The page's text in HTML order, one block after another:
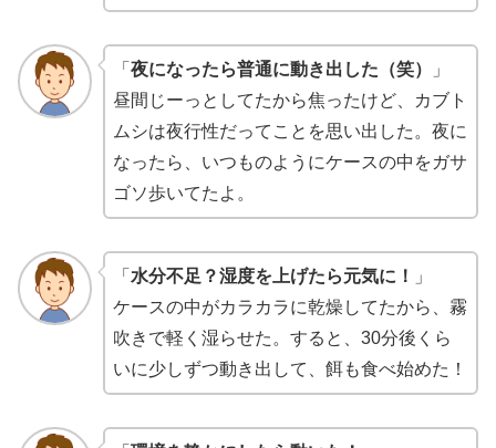
「 夜になったら普通に動き出した（笑）
」
昼間じーっとしてたから焦ったけど、カブト
ムシは夜行性だってことを思い出した。夜に
なったら、いつものようにケースの中をガサ
ゴソ歩いてたよ。
「 水分不足？湿度を上げたら元気に！
」
ケースの中がカラカラに乾燥してたから、霧
吹きで軽く湿らせた。すると、30分後くら
いに少しずつ動き出して、餌も食べ始めた！